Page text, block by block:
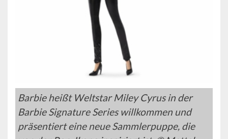
Barbie heißt Weltstar Miley Cyrus in der
Barbie Signature Series willkommen und
präsentiert eine neue Sammlerpuppe, die